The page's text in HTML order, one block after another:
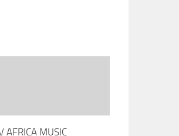
AFRICA MUSIC